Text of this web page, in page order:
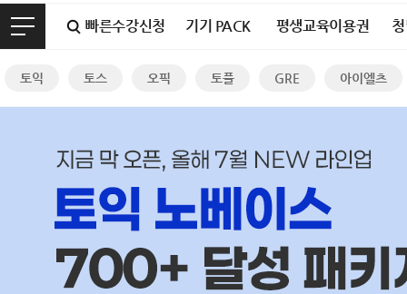
빠른수강신청 기기 PACK 평생교육이용권
토익 토스 오픽 토플 GRE 아이엘츠